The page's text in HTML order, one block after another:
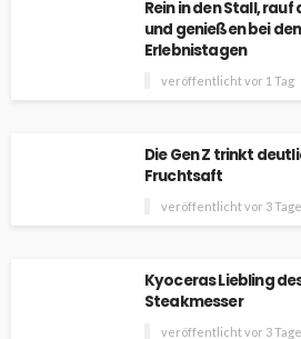
Rein in den Stall,
und genießen bei
Erlebnistagen
veröffentlicht vor 1 Tag
Die Gen Z trinkt
Fruchtsaft
veröffentlicht vor 3
Kyoceras Liebling
Steakmesser
veröffentlicht vor 3